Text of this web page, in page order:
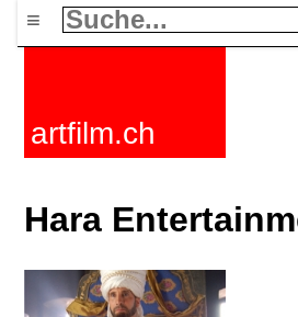
≡
artfilm.ch
Hara